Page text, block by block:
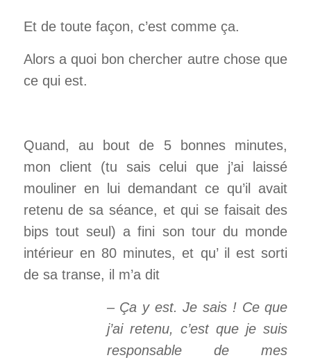
Et de toute façon, c’est comme ça.
Alors a quoi bon chercher autre chose que
ce qui est.
Quand, au bout de 5 bonnes minutes,
mon client (tu sais celui que j’ai laissé
mouliner en lui demandant ce qu’il avait
retenu de sa séance, et qui se faisait des
bips tout seul) a fini son tour du monde
intérieur en 80 minutes, et qu’ il est sorti
de sa transe, il m’a dit
– Ça y est. Je sais ! Ce que
j’ai retenu, c’est que je suis
responsable de mes